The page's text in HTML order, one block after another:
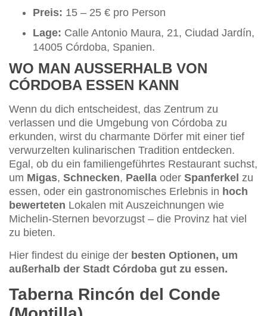
Preis: 15 – 25 € pro Person
Lage: Calle Antonio Maura, 21, Ciudad Jardín,
14005 Córdoba, Spanien.
WO MAN AUSSERHALB VON C
ÓRDOBA ESSEN KANN
Wenn du dich entscheidest, das Zentrum zu
verlassen und die Umgebung von Córdoba zu
erkunden, wirst du charmante Dörfer mit einer tief
verwurzelten kulinarischen Tradition entdecken.
Egal, ob du ein familiengeführtes Restaurant suchst,
um Migas, Schnecken, Paella oder Spanferkel zu
essen, oder ein gastronomisches Erlebnis in hoch
bewerteten Lokalen mit Auszeichnungen wie
Michelin-Sternen bevorzugst – die Provinz hat viel
zu bieten.
Hier findest du einige der besten Optionen, um
außerhalb der Stadt Córdoba gut zu essen.
Taberna Rincón del Conde